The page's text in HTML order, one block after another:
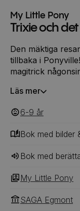
My Little Pony
Trixie och
Den mäktiga
tillbaka i
magitrick
Trixie ut för en
Trixie att det är
använda för att
märker hon att
problem än
Twilight Sparkle
från sig själv.
Läs mer
6-9 ‎‎ år
Bok med bilder
Bok med
My Little Pony
SAGA Egmont